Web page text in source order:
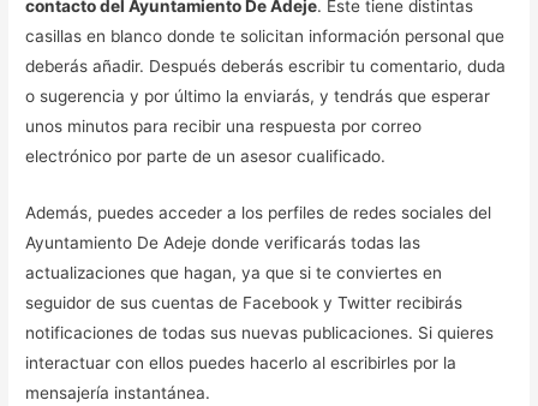
contacto del Ayuntamiento De Adeje. Este tiene distintas
casillas en blanco donde te solicitan información personal que
deberás añadir. Después deberás escribir tu comentario, duda
o sugerencia y por último la enviarás, y tendrás que esperar
unos minutos para recibir una respuesta por correo
electrónico por parte de un asesor cualificado.
Además, puedes acceder a los perfiles de redes sociales del
Ayuntamiento De Adeje donde verificarás todas las
actualizaciones que hagan, ya que si te conviertes en
seguidor de sus cuentas de Facebook y Twitter recibirás
notificaciones de todas sus nuevas publicaciones. Si quieres
interactuar con ellos puedes hacerlo al escribirles por la
mensajería instantánea.